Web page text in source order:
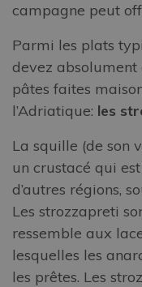
campagne peut
Parmi les plats
devez
pâtes faites
l’Adriatique: les
La squille (de son
un crustacé qui
d’autres régions,
Les strozzapreti
ressemble aux
lesquelles les
les prêtes. Les